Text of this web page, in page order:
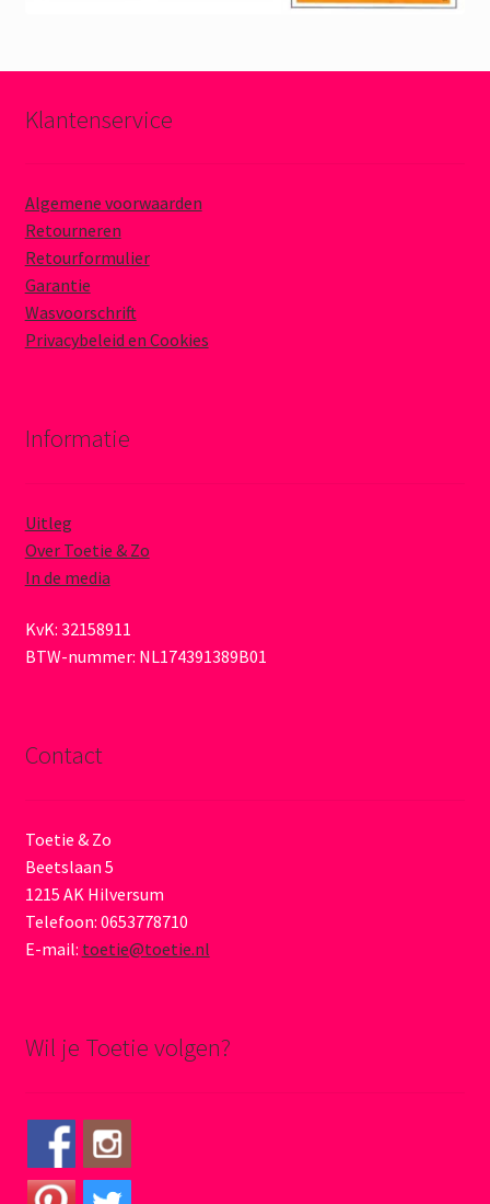
Klantenservice
Algemene voorwaarden
Retourneren
Retourformulier
Garantie
Wasvoorschrift
Privacybeleid en Cookies
Informatie
Uitleg
Over Toetie & Zo
In de media
KvK: 32158911
BTW-nummer: NL174391389B01
Contact
Toetie & Zo
Beetslaan 5
1215 AK Hilversum
Telefoon: 0653778710
E-mail: toetie@toetie.nl
Wil je Toetie volgen?